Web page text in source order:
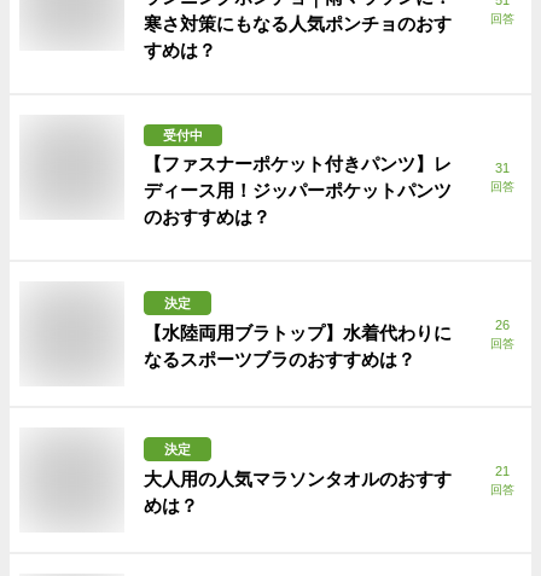
寒さ対策にもなる人気ポンチョのおす
すめは？
回答
受付中
【ファスナーポケット付きパンツ】レ
ディース用！ジッパーポケットパンツ
のおすすめは？
31
回答
決定
【水陸両用ブラトップ】水着代わりに
なるスポーツブラのおすすめは？
26
回答
決定
大人用の人気マラソンタオルのおすす
めは？
21
回答